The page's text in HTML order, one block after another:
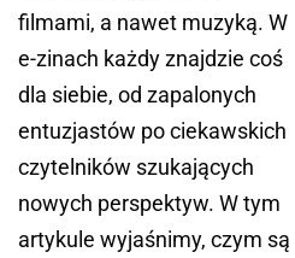
filmami, a nawet muzyką. W
e-zinach każdy znajdzie coś
dla siebie, od zapalonych
entuzjastów po ciekawskich
czytelników szukających
nowych perspektyw. W tym
artykule wyjaśnimy, czym są